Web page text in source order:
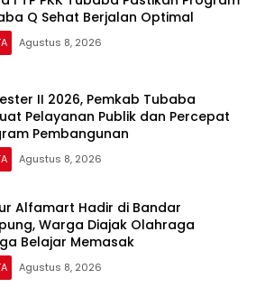
Q Sehat Berjalan Optimal
Agustus 8, 2026
II 2026, Pemkab Tubaba
Pelayanan Publik dan Percepat
Pembangunan
Agustus 8, 2026
Alfamart Hadir di Bandar
Warga Diajak Olahraga
Belajar Memasak
Agustus 8, 2026